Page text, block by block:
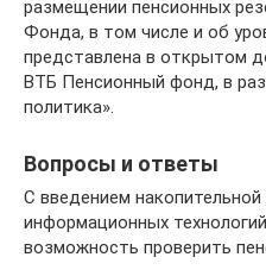
размещении пенсионных
Фонда, в том числе и об
представлена в открытом
ВТБ Пенсионный фонд, в
политика».
Вопросы и ответы
С введением
информационных
возможность проверить